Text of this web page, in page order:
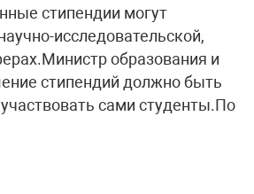
стипендии могут
исследовательской,
образования и
стипендий должно быть
сами студенты.По